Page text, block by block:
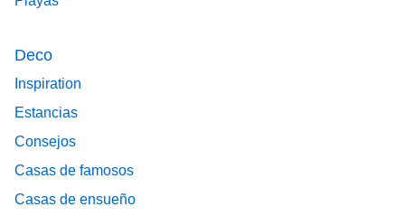
Deco
Inspiration
Estancias
Consejos
Casas de famosos
Casas de ensueño